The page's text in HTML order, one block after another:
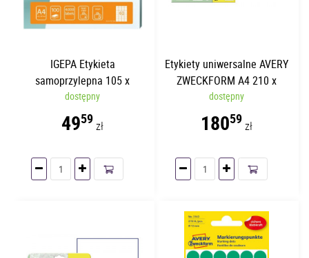
IGEPA Etykieta
samoprzylepna 105 x
41mm | 100 arkuszy | 14
etykiet/str.
dostępny
4959zł
Etykiety uniwersalne AVERY
ZWECKFORM A4 210 x
297mm | 100 arkuszy/opk.
dostępny
18059zł